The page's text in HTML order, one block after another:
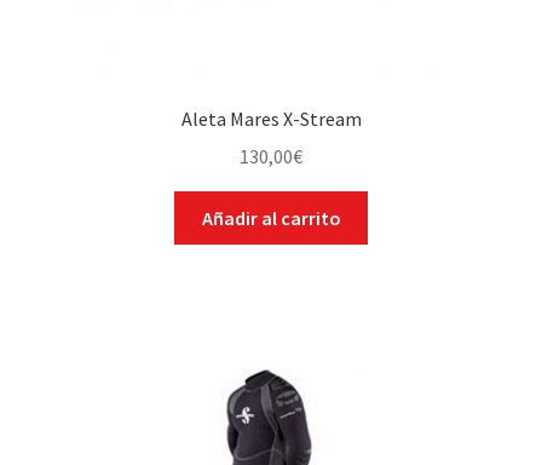
Aleta Mares X-Stream
130,00€
Añadir al carrito